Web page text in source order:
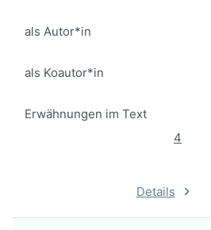
als Autor*in
als Koautor*in
Erwähnungen im Text
4
Details